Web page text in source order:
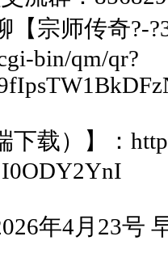
【宗师传奇?-
bin/qm/qr?
下载）】：
年4月23号